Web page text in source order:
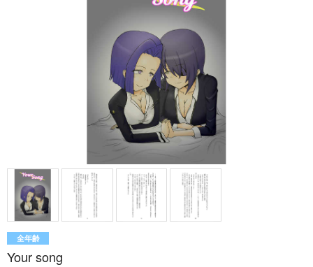
全年齢
Your song